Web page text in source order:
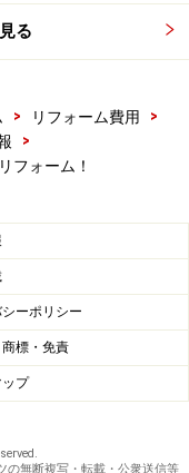
る
> リフォーム費用
>
>
フォーム！
ーポリシー
標・免責
プ
の無断複写・転載・公衆送信等